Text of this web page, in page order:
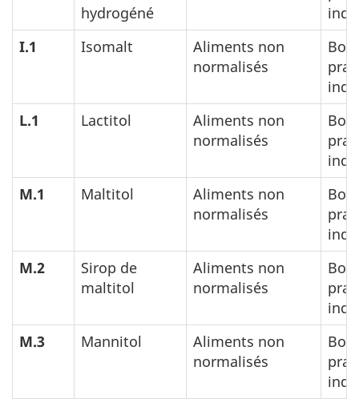
hydrogéné
I.1
Isomalt
Aliments non
normalisés
L.1
Lactitol
Aliments non
normalisés
M.1
Maltitol
Aliments non
normalisés
M.2
Sirop de
maltitol
Aliments non
normalisés
M.3
Mannitol
Aliments non
normalisés